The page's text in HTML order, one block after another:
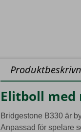
Elitboll
Bridgestone B330 är
Anpassad för spelare